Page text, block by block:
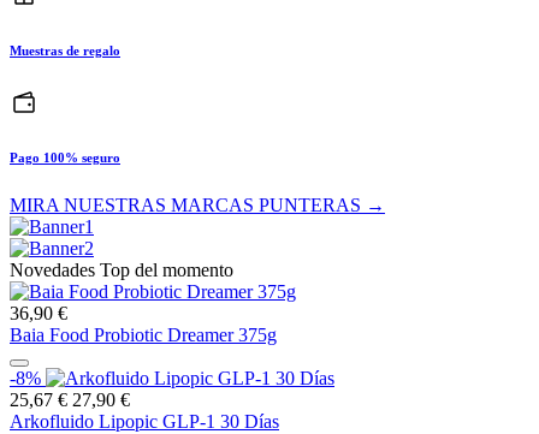
Muestras de regalo
Pago 100% seguro
MIRA NUESTRAS MARCAS PUNTERAS →
Novedades Top del momento
36,90 €
Baia Food Probiotic Dreamer 375g
-8%
25,67 € 27,90 €
Arkofluido Lipopic GLP-1 30 Días